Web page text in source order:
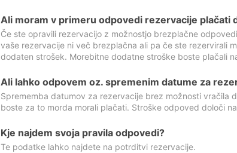
Ali moram v primeru odpovedi rezervacije plačati
Če ste opravili rezervacijo z možnostjo brezplačne
vaše rezervacije ni več brezplačna ali pa če ste rezervirali
dodaten strošek. Morebitne dodatne stroške boste plačali
Ali lahko odpovem oz. spremenim datume za
Sprememba datumov za rezervacije brez možnosti vračila
boste za to morda morali plačati. Stroške odpoved določi
Kje najdem svoja pravila odpovedi?
Te podatke lahko najdete na potrditvi rezervacije.